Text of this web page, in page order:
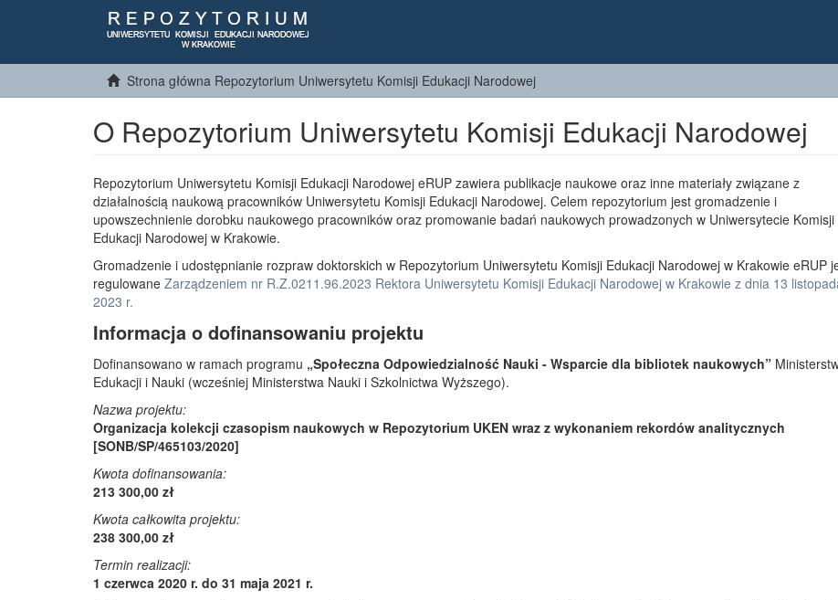
Strona główna Repozytorium Uniwersytetu Komisji Edukacji Narodowej
O Repozytorium Uniwersytetu Komisji Edukacji Narodowej
Repozytorium Uniwersytetu Komisji Edukacji Narodowej eRUP zawiera publikacje naukowe oraz inne materiały związane z
działalnością naukową pracowników Uniwersytetu Komisji Edukacji Narodowej. Celem repozytorium jest gromadzenie i
upowszechnienie dorobku naukowego pracowników oraz promowanie badań naukowych prowadzonych w Uniwersytecie Komisji
Edukacji Narodowej w Krakowie.
Gromadzenie i udostępnianie rozpraw doktorskich w Repozytorium Uniwersytetu Komisji Edukacji Narodowej w Krakowie eRUP
regulowane Zarządzeniem nr R.Z.0211.96.2023 Rektora Uniwersytetu Komisji Edukacji Narodowej w Krakowie z dnia 13
2023 r.
Informacja o dofinansowaniu projektu
Dofinansowano w ramach programu „Społeczna Odpowiedzialność Nauki - Wsparcie dla bibliotek naukowych”
Edukacji i Nauki (wcześniej Ministerstwa Nauki i Szkolnictwa Wyższego).
Nazwa projektu:
Organizacja kolekcji czasopism naukowych w Repozytorium UKEN wraz z wykonaniem rekordów analitycznych
[SONB/SP/465103/2020]
Kwota dofinansowania:
213 300,00 zł
Kwota całkowita projektu:
238 300,00 zł
Termin realizacji:
1 czerwca 2020 r. do 31 maja 2021 r.